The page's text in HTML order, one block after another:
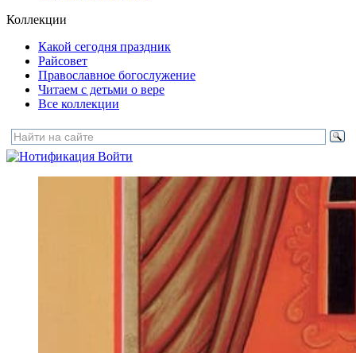
Коллекции
Какой сегодня праздник
Райсовет
Православное богослужение
Читаем с детьми о вере
Все коллекции
Войти